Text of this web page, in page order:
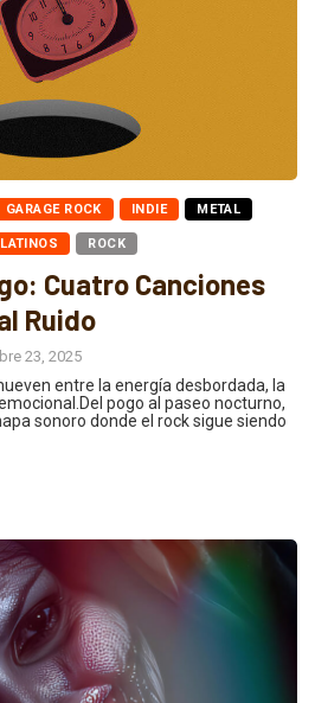
GARAGE ROCK INDIE METAL
ROCK
Cuatro Canciones
Ruido
23, 2025
entre la energía desbordada, la
pogo al paseo nocturno,
sonoro donde el rock sigue siendo